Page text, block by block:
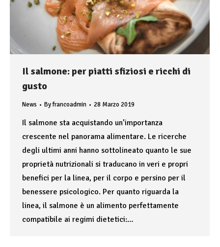
Il salmone: per piatti sfiziosi e ricchi di
gusto
News Byfrancoadmin 28 Marzo 2019
Il salmone sta acquistando un’importanza
crescente nel panorama alimentare. Le ricerche
degli ultimi anni hanno sottolineato quanto le sue
proprietà nutrizionali si traducano in veri e propri
benefici per la linea, per il corpo e persino per il
benessere psicologico. Per quanto riguarda la
linea, il salmone è un alimento perfettamente
compatibile ai regimi dietetici:…